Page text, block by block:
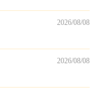
2026/08/08
2026/08/08